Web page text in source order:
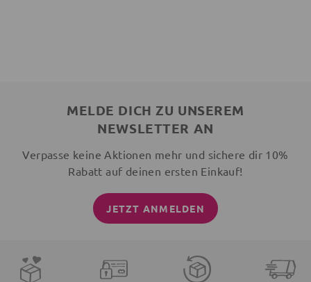
MELDE DICH ZU UNSEREM
NEWSLETTER AN
Verpasse keine Aktionen mehr und sichere dir 10%
Rabatt auf deinen ersten Einkauf!
JETZT ANMELDEN